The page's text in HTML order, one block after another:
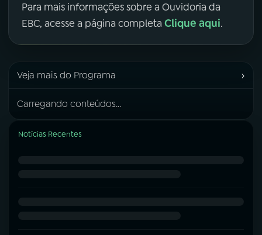
Para mais informações sobre a Ouvidoria da
EBC, acesse a página completa Clique aqui.
Veja mais do Programa ›
Carregando conteúdos...
Notícias Recentes